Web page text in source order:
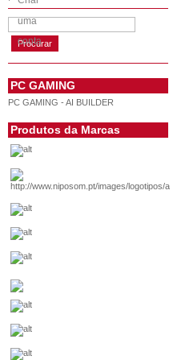
uma
conta
PC GAMING
PC GAMING - AI BUILDER
Produtos da Marcas